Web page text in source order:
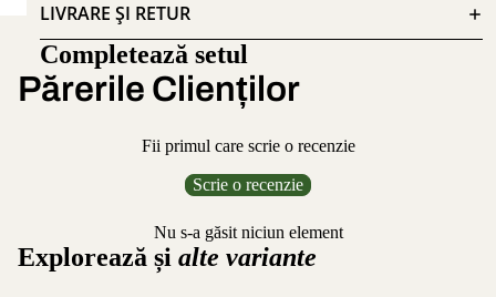
LIVRARE ȘI RETUR
Completează setul
Părerile Clienților
Fii primul care scrie o recenzie
Scrie o recenzie
Nu s-a găsit niciun element
Explorează și alte variante